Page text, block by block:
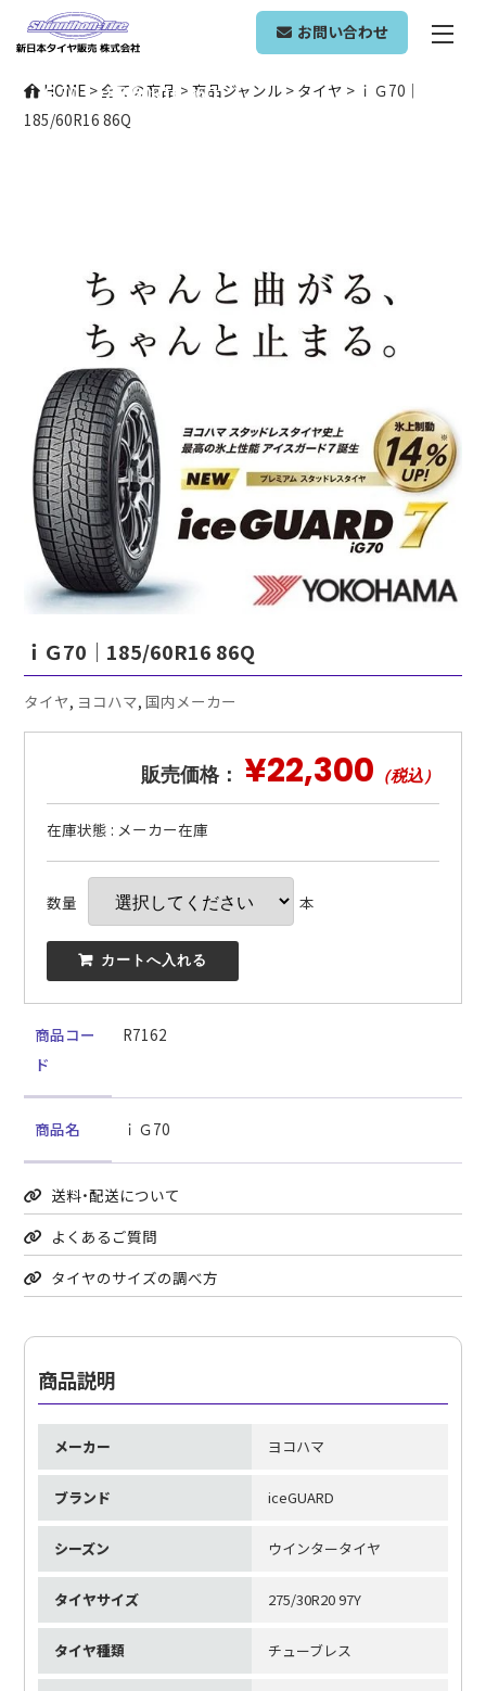
お問い合わせ
ONLINE SHOP
ｉＧ70｜185/60R16 86Q
HOME > 全ての商品 >商品ジャンル > タイヤ > ｉＧ70｜
185/60R16 86Q
ｉＧ70｜185/60R16 86Q
タイヤ, ヨコハマ,国内メーカー
販売価格： ¥22,300 （税込）
在庫状態 : メーカー在庫
数量 本
 カートへ入れる
商品コー
ド
R7162
商品名 ｉＧ70
送料・配送について
よくあるご質問
タイヤのサイズの調べ方
商品説明
メーカー ヨコハマ
ブランド iceGUARD
シーズン ウインタータイヤ
タイヤサイズ 275/30R20 97Y
タイヤ種類 チューブレス